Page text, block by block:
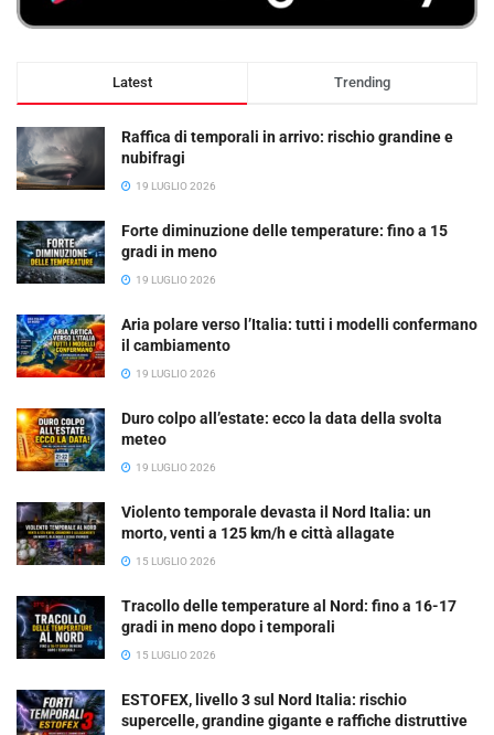
Latest Trending
Raffica di temporali in arrivo: rischio grandine e
nubifragi
19 LUGLIO 2026
Forte diminuzione delle temperature: fino a 15
gradi in meno
19 LUGLIO 2026
Aria polare verso l’Italia: tutti i modelli confermano
il cambiamento
19 LUGLIO 2026
Duro colpo all’estate: ecco la data della svolta
meteo
19 LUGLIO 2026
Violento temporale devasta il Nord Italia: un
morto, venti a 125 km/h e città allagate
15 LUGLIO 2026
Tracollo delle temperature al Nord: fino a 16-17
gradi in meno dopo i temporali
15 LUGLIO 2026
ESTOFEX, livello 3 sul Nord Italia: rischio
supercelle, grandine gigante e raffiche distruttive